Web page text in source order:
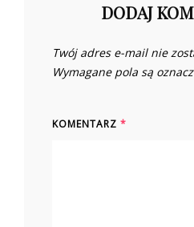
DODAJ
Twój adres e-mail nie
Wymagane pola są
KOMENTARZ *